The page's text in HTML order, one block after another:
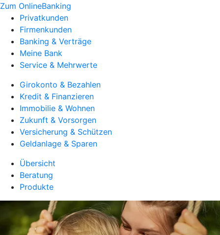
Zum OnlineBanking
Privatkunden
Firmenkunden
Banking & Verträge
Meine Bank
Service & Mehrwerte
Girokonto & Bezahlen
Kredit & Finanzieren
Immobilie & Wohnen
Zukunft & Vorsorgen
Versicherung & Schützen
Geldanlage & Sparen
Übersicht
Beratung
Produkte